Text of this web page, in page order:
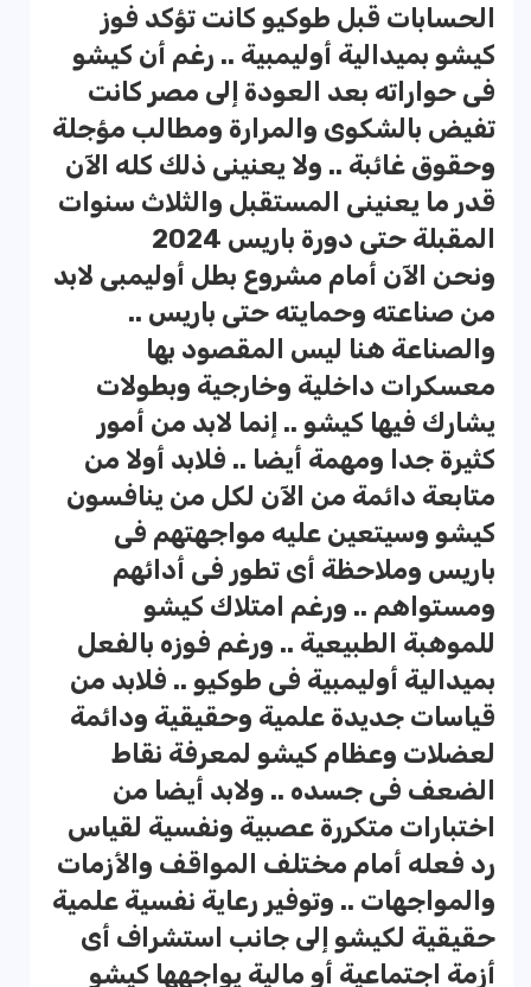
الحسابات قبل طوكيو كانت تؤكد فوز
كيشو بميدالية أوليمبية .. رغم أن كيشو
فى حواراته بعد العودة إلى مصر كانت
تفيض بالشكوى والمرارة ومطالب مؤجلة
وحقوق غائبة .. ولا يعنينى ذلك كله الآن
قدر ما يعنينى المستقبل والثلاث سنوات
المقبلة حتى دورة باريس 2024
ونحن الآن أمام مشروع بطل أوليمبى لابد
من صناعته وحمايته حتى باريس ..
والصناعة هنا ليس المقصود بها
معسكرات داخلية وخارجية وبطولات
يشارك فيها كيشو .. إنما لابد من أمور
كثيرة جدا ومهمة أيضا .. فلابد أولا من
متابعة دائمة من الآن لكل من ينافسون
كيشو وسيتعين عليه مواجهتهم فى
باريس وملاحظة أى تطور فى أدائهم
ومستواهم .. ورغم امتلاك كيشو
للموهبة الطبيعية .. ورغم فوزه بالفعل
بميدالية أوليمبية فى طوكيو .. فلابد من
قياسات جديدة علمية وحقيقية ودائمة
لعضلات وعظام كيشو لمعرفة نقاط
الضعف فى جسده .. ولابد أيضا من
اختبارات متكررة عصبية ونفسية لقياس
رد فعله أمام مختلف المواقف والأزمات
والمواجهات .. وتوفير رعاية نفسية علمية
حقيقية لكيشو إلى جانب استشراف أى
أزمة اجتماعية أو مالية يواجهها كيشو